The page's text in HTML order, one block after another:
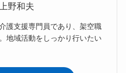
上野和夫
護支援専門員であり、架空職
地域活動をしっかり行いたい